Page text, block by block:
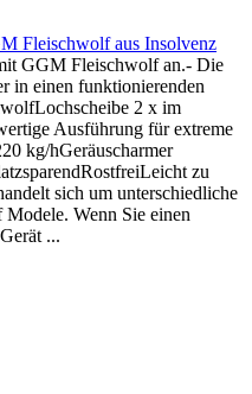
Fleischwolf aus Insolvenz
GGM Fleischwolf an.- Die
in einen funktionierenden
2 x im
Ausführung für extreme
kg/hGeräuscharmer
zu
sich um unterschiedliche
Wenn Sie einen
...